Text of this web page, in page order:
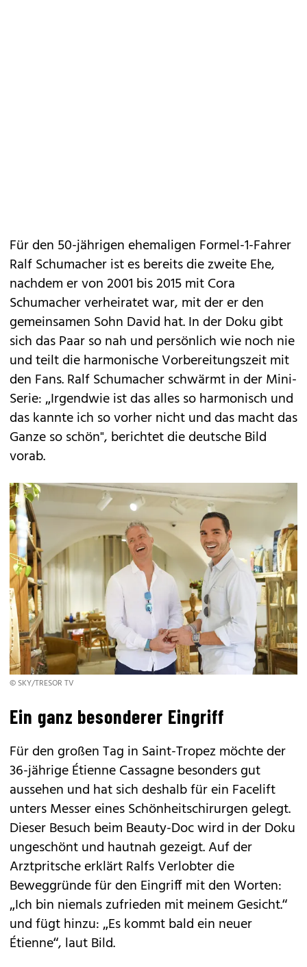
Für den 50-jährigen ehemaligen Formel-1-Fahrer
Ralf Schumacher ist es bereits die zweite Ehe,
nachdem er von 2001 bis 2015 mit Cora
Schumacher verheiratet war, mit der er den
gemeinsamen Sohn David hat. In der Doku gibt
sich das Paar so nah und persönlich wie noch nie
und teilt die harmonische Vorbereitungszeit mit
den Fans. Ralf Schumacher schwärmt in der Mini-
Serie: „Irgendwie ist das alles so harmonisch und
das kannte ich so vorher nicht und das macht das
Ganze so schön", berichtet die deutsche Bild
vorab.
© SKY/TRESOR TV
Ein ganz besonderer Eingriff
Für den großen Tag in Saint-Tropez möchte der
36-jährige Étienne Cassagne besonders gut
aussehen und hat sich deshalb für ein Facelift
unters Messer eines Schönheitschirurgen gelegt.
Dieser Besuch beim Beauty-Doc wird in der Doku
ungeschönt und hautnah gezeigt. Auf der
Arztpritsche erklärt Ralfs Verlobter die
Beweggründe für den Eingriff mit den Worten:
„Ich bin niemals zufrieden mit meinem Gesicht.“
und fügt hinzu: „Es kommt bald ein neuer
Étienne“, laut Bild.